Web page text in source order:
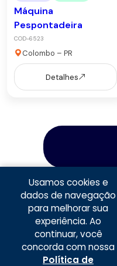
Fale com anunciante
Máquina
Pespontadeira
COD-6523
Colombo – PR
Detalhes
Política de Privacidade
Usamos cookies e
dados de navegação
para melhorar sua
experiência. Ao
continuar, você
concorda com nossa
Política de